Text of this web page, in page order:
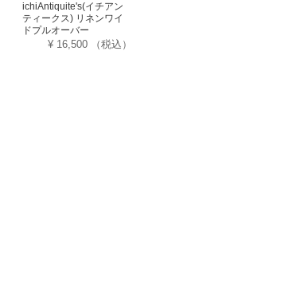
ichiAntiquite's(イチアン
ティークス) リネンワイ
ドプルオーバー
¥ 16,500 （税込）